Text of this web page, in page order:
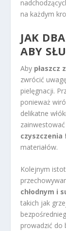
na każdym
JAK
ABY
Aby płaszcz
zwrócić
pielęgnacji.
ponieważ
delikatne
materiałów.
Kolejnym
chłodnym i
takich jak
prowadzić do